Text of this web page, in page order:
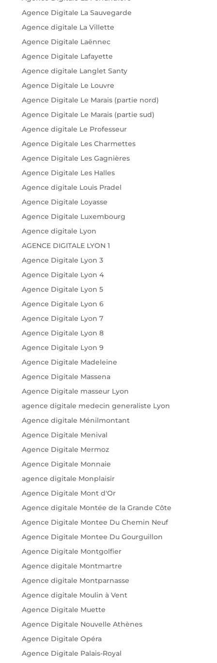
Agence Digitale La Sauvegarde
Agence digitale La Villette
Agence Digitale Laënnec
Agence Digitale Lafayette
Agence digitale Langlet Santy
Agence Digitale Le Louvre
Agence Digitale Le Marais (partie nord)
Agence Digitale Le Marais (partie sud)
Agence digitale Le Professeur
Agence Digitale Les Charmettes
Agence Digitale Les Gagnières
Agence Digitale Les Halles
Agence digitale Louis Pradel
Agence Digitale Loyasse
Agence Digitale Luxembourg
Agence digitale Lyon
AGENCE DIGITALE LYON 1
Agence Digitale Lyon 3
Agence Digitale Lyon 4
Agence Digitale Lyon 5
Agence Digitale Lyon 6
Agence Digitale Lyon 7
Agence Digitale Lyon 8
Agence Digitale Lyon 9
Agence Digitale Madeleine
Agence Digitale Massena
Agence Digitale masseur Lyon
agence digitale medecin generaliste Lyon
Agence digitale Ménilmontant
Agence Digitale Menival
Agence Digitale Mermoz
Agence Digitale Monnaie
agence digitale Monplaisir
Agence Digitale Mont d'Or
Agence digitale Montée de la Grande Côte
Agence Digitale Montee Du Chemin Neuf
Agence Digitale Montee Du Gourguillon
Agence Digitale Montgolfier
Agence digitale Montmartre
Agence digitale Montparnasse
Agence digitale Moulin à Vent
Agence Digitale Muette
Agence Digitale Nouvelle Athènes
Agence Digitale Opéra
Agence Digitale Palais-Royal